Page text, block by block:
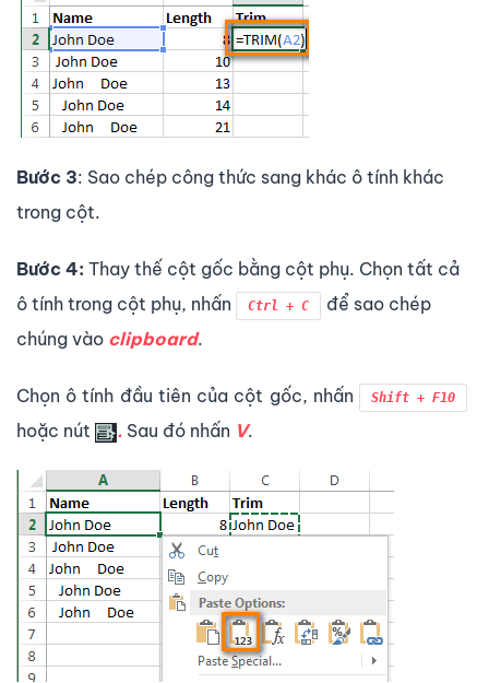
Bước 3: Sao chép công thức sang khác ô tính khác
trong cột.
Bước 4: Thay thế cột gốc bằng cột phụ. Chọn tất cả
ô tính trong cột phụ, nhấn
Ctrl + C
để sao chép
chúng vào clipboard.
Chọn ô tính đầu tiên của cột gốc, nhấn Shift + F10
hoặc nút . Sau đó nhấn V.